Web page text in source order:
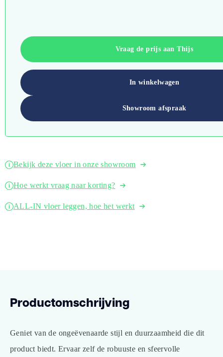
Vraag de prijs aan Thijs
In winkelwagen
Showroom afspraak
Bekijk deze vloer in onze showroom
Hoe werkt vraag naar korting?
ALL-IN vloer leggen, hoe het werkt
Productomschrijving
Geniet van de ongeëvenaarde stijl en duurzaamheid die dit
product biedt. Ervaar zelf de robuuste en sfeervolle